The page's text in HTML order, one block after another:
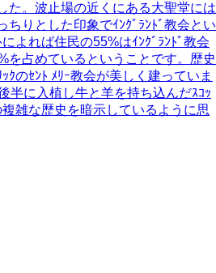
た。波止場の近くにある大聖堂には
ちりとした印象でｲﾝｸﾞﾗﾝﾄﾞ教会とい
よれば住民の55%はｲﾝｸﾞﾗﾝﾄﾞ教会
を占めているということです。歴史
ｸのｾﾝﾄ ﾒﾘｰ教会が美しく建っていま
半に入植し牛と羊を持ち込んだｽｺｯ
雑な歴史を暗示しているように思